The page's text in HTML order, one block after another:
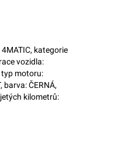
4MATIC, kategorie
vozidla:
typ motoru:
ČERNÁ,
kilometrů: